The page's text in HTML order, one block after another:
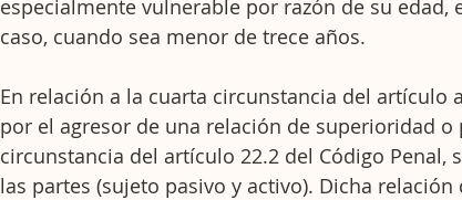
especialmente vulnerable por razón de su
caso, cuando sea menor de trece años.
En relación a la cuarta circunstancia del artículo
por el agresor de una relación de superioridad
circunstancia del artículo 22.2 del Código
las partes (sujeto pasivo y activo). Dicha